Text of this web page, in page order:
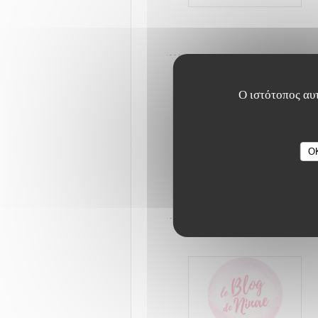
Ο ιστότοπος